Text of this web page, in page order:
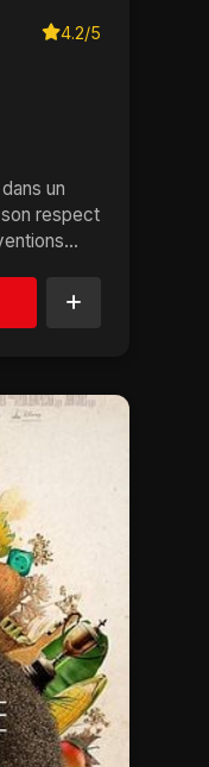
4.2/5
un
respect